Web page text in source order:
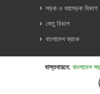
সড়ক ও মহাসড়ক বিভাগ
সেতু বিভাগ
বাংলাদেশ ব্যাংক
বাস্তবায়নে: বাংলাদেশ